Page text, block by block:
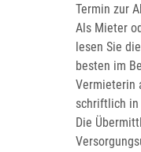
Termin zur
Als Mieter
lesen Sie
besten im
Vermieterin
schriftlich in
Die